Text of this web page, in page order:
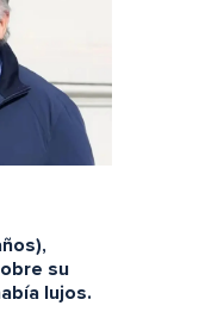
su
lujos.